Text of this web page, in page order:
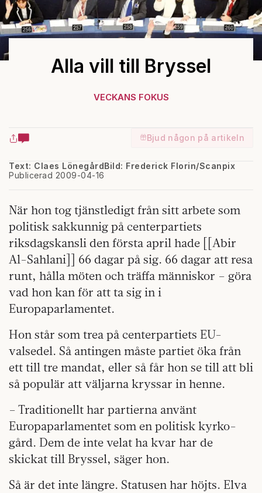
Alla vill till Bryssel
VECKANS FOKUS
Bjud någon på artikeln
Text: Claes Lönegård
Publicerad 2009-04-16
Bild: Frederick Florin/Scanpix
När hon tog tjänstledigt från sitt arbete som
politisk sakkunnig på centerpartiets
riksdagskansli den första april hade [[Abir
Al-Sahlani]] 66 dagar på sig. 66 dagar att resa
runt, hålla möten och träffa människor – göra
vad hon kan för att ta sig in i
Europaparlamentet.
Hon står som trea på centerpartiets EU-
valsedel. Så antingen måste partiet öka från
ett till tre mandat, eller så får hon se till att bli
så populär att väljarna kryssar in henne.
– Traditionellt har partierna använt
Europaparlamentet som en politisk kyrko­
gård. Dem de inte velat ha kvar har de
skickat till Bryssel, säger hon.
Så är det inte längre. Statusen har höjts. Elva